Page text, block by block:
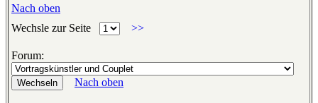
Nach oben
Wechsle zur Seite
>>
Forum:
Nach oben